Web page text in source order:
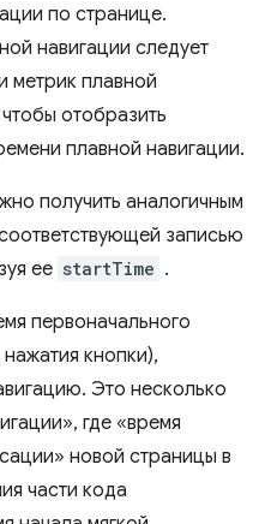
по странице.
навигации следует
метрик плавной
отобразить
плавной навигации.
получить аналогичным
записью
ее startTime .
первоначального
кнопки),
Это несколько
где «время
новой страницы в
части кода